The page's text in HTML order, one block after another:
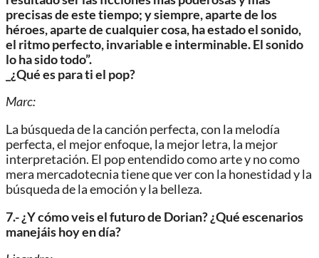
precisas de este tiempo; y siempre,aparte de los
héroes, aparte de cualquier cosa, ha estado el sonido,
el ritmo perfecto, invariable e interminable. El sonido
lo ha sido todo”.
_¿Qué es para ti el pop?
Marc:
La búsqueda de la canción perfecta, con la melodía
perfecta, el mejor enfoque, la mejor letra, la mejor
interpretación. El pop entendido como arte y no como
mera mercadotecnia tiene que ver con la honestidad y la
búsqueda de la emoción y la belleza.
7.- ¿Y cómo veis el futuro de Dorian? ¿Qué escenarios
manejáis hoyen día?